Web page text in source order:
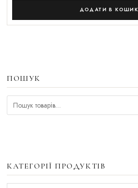
ДОДАТИ В КОШИК
ПОШУК
КАТЕГОРІЇ ПРОДУКТІВ